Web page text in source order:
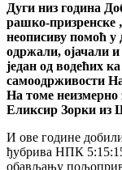
Дуги низ година
рашко-призренске
неописиву помоћ у
одржали, ојачали
један од водећих
самоодрживости
На томе
Еликсир Зорки из
И ове године
ђубрива НПК
обављању